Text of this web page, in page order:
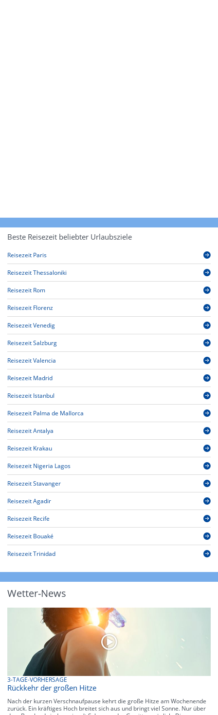
Beste Reisezeit beliebter Urlaubsziele
Reisezeit Paris
Reisezeit Thessaloniki
Reisezeit Rom
Reisezeit Florenz
Reisezeit Venedig
Reisezeit Salzburg
Reisezeit Valencia
Reisezeit Madrid
Reisezeit Istanbul
Reisezeit Palma de Mallorca
Reisezeit Antalya
Reisezeit Krakau
Reisezeit Nigeria Lagos
Reisezeit Stavanger
Reisezeit Agadir
Reisezeit Recife
Reisezeit Bouaké
Reisezeit Trinidad
Wetter-News
3-TAGE-VORHERSAGE
Rückkehr der großen Hitze
Nach der kurzen Verschnaufpause kehrt die große Hitze am Wochenende
zurück. Ein kräftiges Hoch breitet sich aus und bringt viel Sonne. Nur über